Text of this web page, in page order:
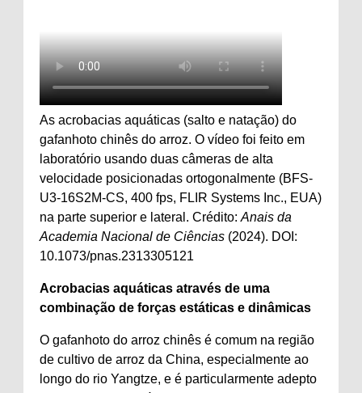
As acrobacias aquáticas (salto e natação) do
gafanhoto chinês do arroz. O vídeo foi feito em
laboratório usando duas câmeras de alta
velocidade posicionadas ortogonalmente (BFS-
U3-16S2M-CS, 400 fps, FLIR Systems Inc., EUA)
na parte superior e lateral. Crédito: Anais da
Academia Nacional de Ciências (2024). DOI:
10.1073/pnas.2313305121
Acrobacias aquáticas através de uma
combinação de forças estáticas e dinâmicas
O gafanhoto do arroz chinês é comum na região
de cultivo de arroz da China, especialmente ao
longo do rio Yangtze, e é particularmente adepto